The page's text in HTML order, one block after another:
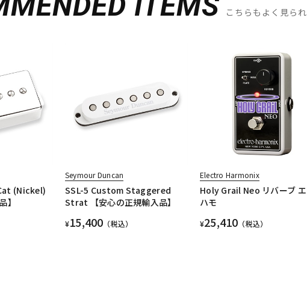
こちらもよく見ら
(Nickel)
】
Seymour Duncan
SSL-5 Custom Staggered
Strat 【安心の正規輸入品】
¥15,400 （税込）
Electro Harmonix
Holy Grail Neo リバーブ
ハモ
¥25,410 （税込）